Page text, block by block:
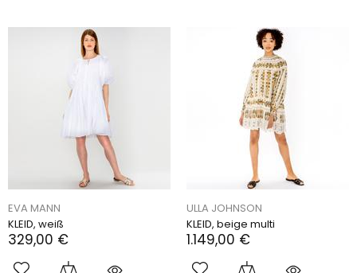
EVA MANN
KLEID, weiß
329,00 €
ULLA JOHNSON
KLEID, beige multi
1.149,00 €